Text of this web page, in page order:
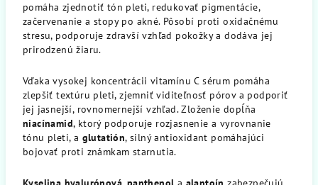
pomáha zjednotiť tón pleti, redukovať pigmentácie,
začervenanie a stopy po akné. Pôsobí proti oxidačnému
stresu, podporuje zdravší vzhľad pokožky a dodáva jej
prirodzenú žiaru.
Vďaka vysokej koncentrácii vitamínu C sérum pomáha
zlepšiť textúru pleti, zjemniť viditeľnosť pórov a podporiť
jej jasnejší, rovnomernejší vzhľad. Zloženie dopĺňa
niacínamid, ktorý podporuje rozjasnenie a vyrovnanie
tónu pleti, a glutatión, silný antioxidant pomáhajúci
bojovať proti známkam starnutia.